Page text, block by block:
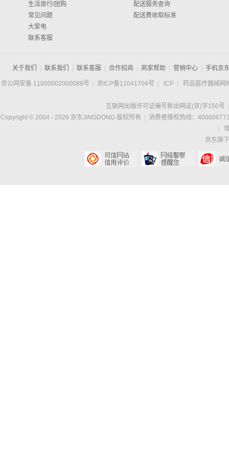
生活旅行/团购
常见问题
大家电
联系客服
配送服务查询
配送费收取标准
关于我们 联系我们 联系客服 合作招商 商家帮助 营销中心 手机京
京公网安备 11000002000088号 京ICP备11041704号 ICP 药品医疗器械网
互联网出版许可证编号新出网证(京)字150号
Copyright © 2004 - 2026 京东JINGDONG 版权所有
消费者维权热线：
京东旗